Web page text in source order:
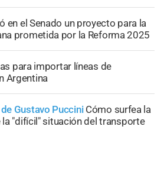
en el Senado un proyecto para la
prometida por la Reforma 2025
para importar líneas de
Argentina
Gustavo Puccini Cómo surfea la
la "difícil" situación del transporte